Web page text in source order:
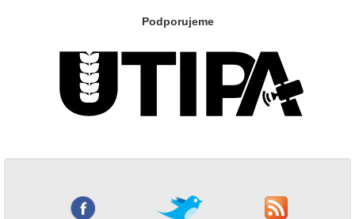
Podporujeme